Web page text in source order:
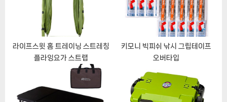
:
라이프스윗 홈 트레이닝 스트레칭
플라잉요가 스트랩
키모니 빅피쉬 낚시 그립테이프
오버타입